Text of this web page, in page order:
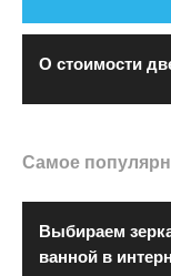
О стоимости
Самое
Выбираем
ванной в